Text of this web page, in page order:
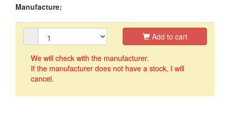
Manufacture:
Add to cart
We will check with the manufacturer.
If the manufacturer does not have a stock, I will
cancel.